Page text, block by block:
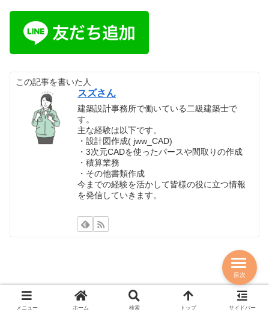
この記事を書いた人
スズさん
建築設計事務所で働いている二級建築士で
す。
主な経験は以下です。
・設計図作成( jww_CAD)
・3次元CADを使ったパースや間取りの作成
・積算業務
・その他書類作成
今までの経験を活かして皆様の役に立つ情報
を発信していきます。
メニュー ホーム 検索 トップ サイドバー
目次